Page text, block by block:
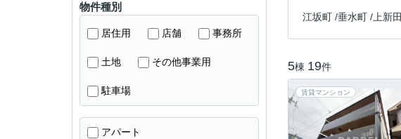
江坂町 /垂水町 / 上新田
5棟 19件
賃貸マンション
物件種別
居住用 店舗 事務所
土地 その他事業用
駐車場
アパート